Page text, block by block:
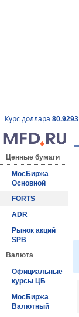
Курс доллара 80.9293
Ценные бумаги
МосБиржа
Основной
FORTS
ADR
Рынок акций
SPB
Валюта
Официальные
курсы ЦБ
МосБиржа
Валютный